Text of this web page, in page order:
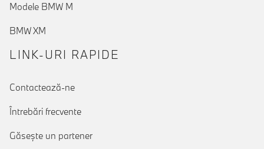
Modele BMW M
BMW XM
LINK-URI RAPIDE
Contactează-ne
Întrebări frecvente
Găseşte un partener